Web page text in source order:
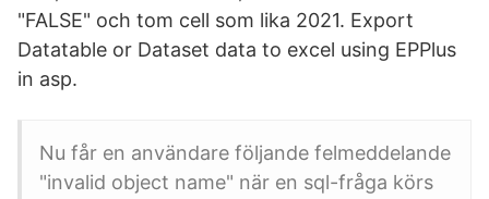
"FALSE" och tom cell som lika 2021. Export
Datatable or Dataset data to excel using EPPlus
in asp.
Nu får en användare följande felmeddelande
"invalid object name" när en sql-fråga körs